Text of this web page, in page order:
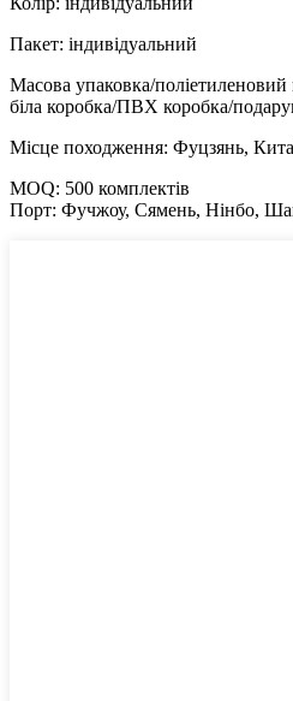
Пакет: індивідуальний
Масова упаковка/поліетиленовий
біла коробка/ПВХ коробка/
Місце походження: Фуцзянь,
MOQ: 500 комплектів
Порт: Фучжоу, Сямень, Нінбо,